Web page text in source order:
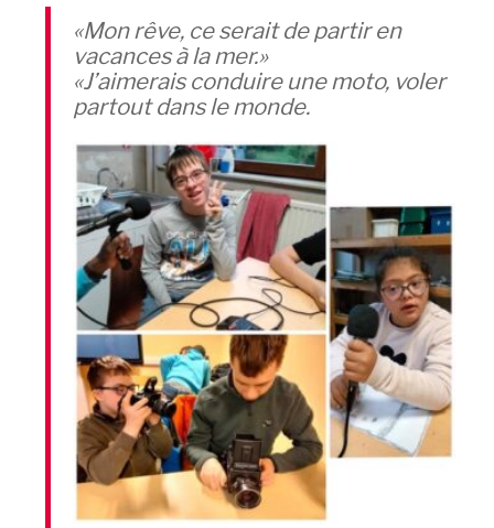
«Mon rêve, ce serait de partir en
vacances à la mer.»
«J’aimerais conduire une moto, voler
partout dans le monde.